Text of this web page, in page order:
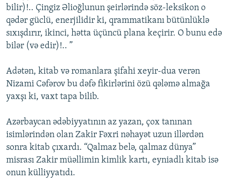
bilir)!.. Çingiz Əlioğlunun şeirlərində söz-leksikon o
qədər güclü, enerjilidir ki, qrammatikanı bütünlüklə
sıxışdırır, ikinci, hətta üçüncü plana keçirir. O bunu edə
bilər (və edir)!.. ”
Adətən, kitab və romanlara şifahi xeyir-dua verən
Nizami Cəfərov bu dəfə fikirlərini özü qələmə almağa
yaxşı ki, vaxt tapa bilib.
Azərbaycan ədəbiyyatının az yazan, çox tanınan
isimlərindən olan Zakir Fəxri nəhayət uzun illərdən
sonra kitab çıxardı. “Qalmaz belə, qalmaz dünya”
misrası Zakir müəllimin kimlik kartı, eyniadlı kitab isə
onun külliyyatıdı.